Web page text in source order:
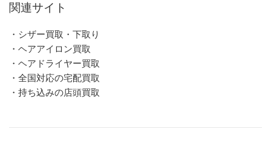
関連サイト
・シザー買取・下取り
・ヘアアイロン買取
・ヘアドライヤー買取
・全国対応の宅配買取
・持ち込みの店頭買取